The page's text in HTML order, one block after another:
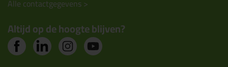
Alle contactgegevens >
Altijd op de hoogte blijven?